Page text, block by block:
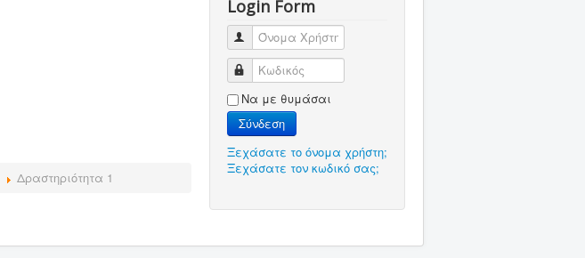
Δραστηριότητα 1
Login Form
Όνομα Χρήστη
Κωδικός
Να με θυμάσαι
Σύνδεση
Ξεχάσατε το όνομα χρήστη;
Ξεχάσατε τον κωδικό σας;